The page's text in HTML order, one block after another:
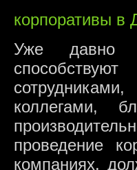
корпоративы в
Уже давно
коллегами,
проведение
компаниях,